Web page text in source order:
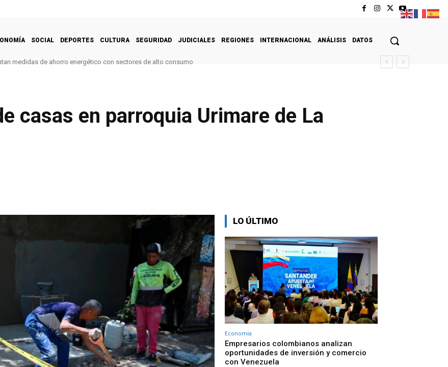
SOCIAL DEPORTES CULTURA SEGURIDAD JUDICIALES REGIONES INTERNACIONAL ANÁLISIS DATOS
medidas de ahorro energético con sectores de alto consumo
casas en parroquia Urimare de La
LO ÚLTIMO
Economía
Empresarios colombianos analizan
oportunidades de inversión y comercio
con Venezuela